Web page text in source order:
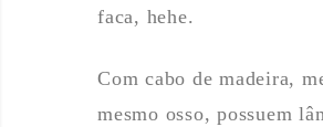
faca, hehe.
Com cabo de madeira,
mesmo osso, possuem